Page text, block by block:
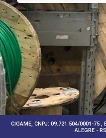
CIGAME, CNPJ: 09.721.504/0001-75 ,
ALEGRE -